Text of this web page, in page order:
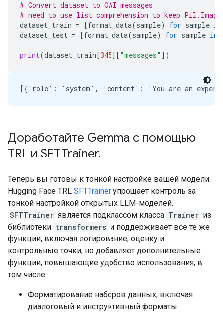
# Convert dataset to OAI messages
# need to use list comprehension to keep
dataset_train = [format_data(sample) for sample in
dataset_test = [format_data(sample) for sample in
print(dataset_train[345][ "messages" ])
Доработайте Gemma с помощью
TRL и SFTTrainer.
Теперь вы готовы к тонкой настройке вашей модели.
Hugging Face TRL SFTTrainer упрощает контроль за
тонкой настройкой открытых LLM-моделей.
SFTTrainer является подклассом класса Trainer из
библиотеки transformers и поддерживает все те же
функции, включая логирование, оценку и
контрольные точки, но добавляет дополнительные
функции, повышающие удобство использования, в
том числе:
Форматирование наборов данных, включая
диалоговый и инструктивный форматы.